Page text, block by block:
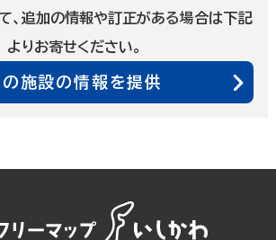
、追加の情報や訂正がある場合は下記
よりお寄せください。
の施設の情報を提供